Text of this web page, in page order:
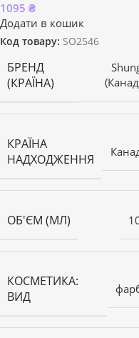
1095 ₴
Додати в кошик
Код товару: SO2546
БРЕНД
(КРАЇНА)
КРАЇНА
НАДХОДЖЕННЯ
ОБ'ЄМ (МЛ)
КОСМЕТИКА:
ВИД